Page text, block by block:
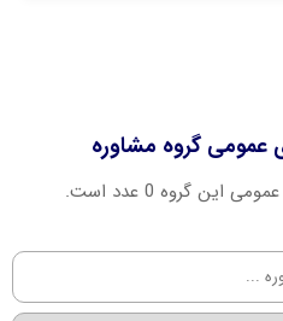
گروه مشاوره
گروه 0 عدد است.